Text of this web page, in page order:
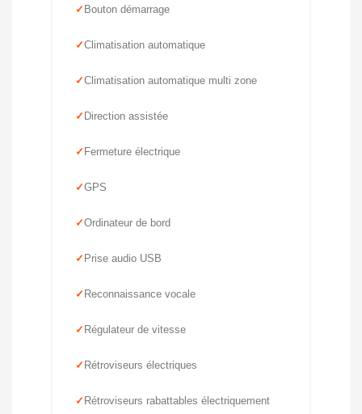
Bouton démarrage
Climatisation automatique
Climatisation automatique multi zone
Direction assistée
Fermeture électrique
GPS
Ordinateur de bord
Prise audio USB
Reconnaissance vocale
Régulateur de vitesse
Rétroviseurs électriques
Rétroviseurs rabattables électriquement